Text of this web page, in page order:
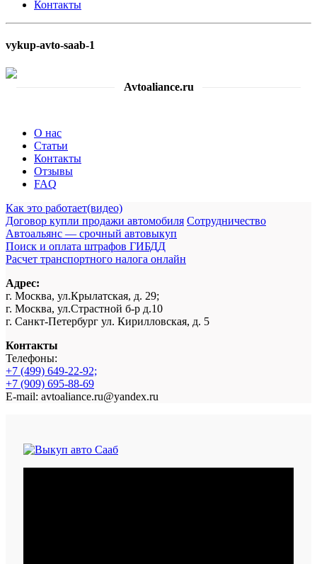
Контакты
vykup-avto-saab-1
Avtoaliance.ru
О нас
Статьи
Контакты
Отзывы
FAQ
Как это работает(видео)
Договор купли продажи автомобиля Сотрудничество
Автоальянс — срочный автовыкуп
Поиск и оплата штрафов ГИБДД
Расчет транспортного налога онлайн
Адрес:
г. Москва, ул.Крылатская, д. 29;
г. Москва, ул.Страстной б-р д.10
г. Санкт-Петербург ул. Кирилловская, д. 5
Контакты
Телефоны:
+7 (499) 649-22-92;
+7 (909) 695-88-69
E-mail: avtoaliance.ru@yandex.ru